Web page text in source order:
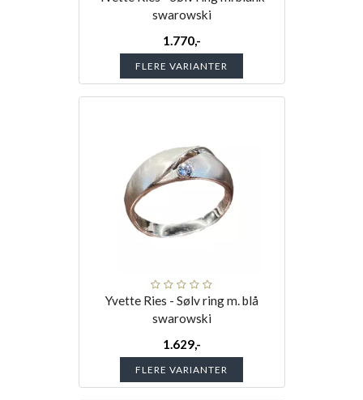
swarowski
1.770,-
FLERE VARIANTER
Yvette Ries - Sølv ring m. blå
swarowski
1.629,-
FLERE VARIANTER